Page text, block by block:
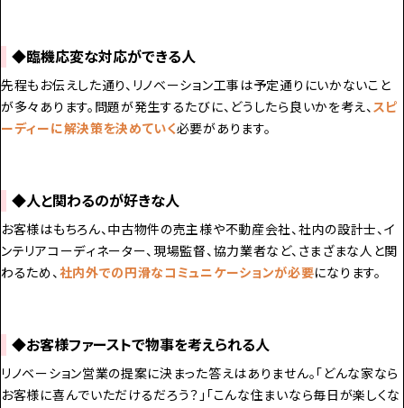
◆臨機応変な対応ができる人
先程もお伝えした通り、リノベーション工事は予定通りにいかないこと
が多々あります。問題が発生するたびに、どうしたら良いかを考え、スピ
ーディーに解決策を決めていく必要があります。
◆人と関わるのが好きな人
お客様はもちろん、中古物件の売主様や不動産会社、社内の設計士、イ
ンテリアコーディネーター、現場監督、協力業者など、さまざまな人と関
わるため、社内外での円滑なコミュニケーションが必要になります。
◆お客様ファーストで物事を考えられる人
リノベーション営業の提案に決まった答えはありません。「どんな家なら
お客様に喜んでいただけるだろう？」「こんな住まいなら毎日が楽しくな